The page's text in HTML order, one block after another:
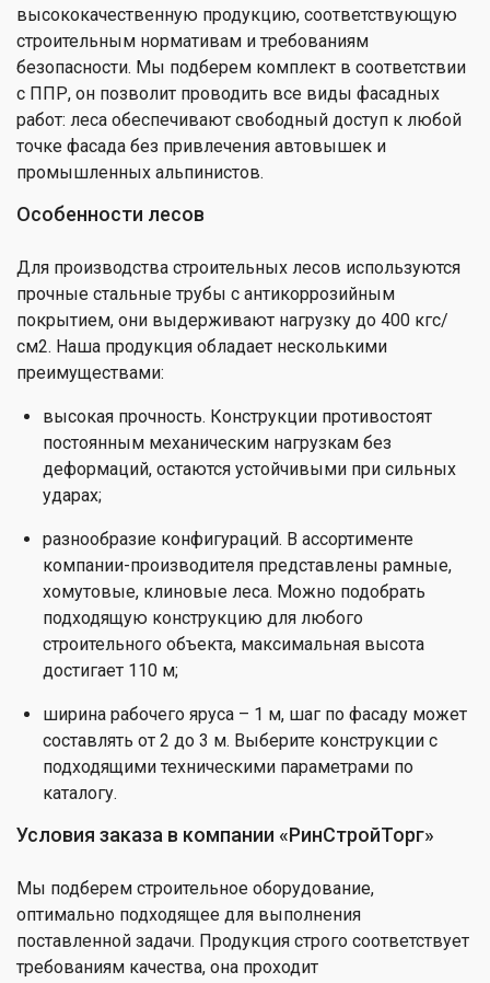
высококачественную продукцию, соответствующую
строительным нормативам и требованиям
безопасности. Мы подберем комплект в соответствии
с ППР, он позволит проводить все виды фасадных
работ: леса обеспечивают свободный доступ к любой
точке фасада без привлечения автовышек и
промышленных альпинистов.
Особенности лесов
Для производства строительных лесов используются
прочные стальные трубы с антикоррозийным
покрытием, они выдерживают нагрузку до 400 кгс/
см2. Наша продукция обладает несколькими
преимуществами:
высокая прочность. Конструкции противостоят
постоянным механическим нагрузкам без
деформаций, остаются устойчивыми при сильных
ударах;
разнообразие конфигураций. В ассортименте
компании-производителя представлены рамные,
хомутовые, клиновые леса. Можно подобрать
подходящую конструкцию для любого
строительного объекта, максимальная высота
достигает 110 м;
ширина рабочего яруса – 1 м, шаг по фасаду может
составлять от 2 до 3 м. Выберите конструкции с
подходящими техническими параметрами по
каталогу.
Условия заказа в компании «РинСтройТорг»
Мы подберем строительное оборудование,
оптимально подходящее для выполнения
поставленной задачи. Продукция строго соответствует
требованиям качества, она проходит